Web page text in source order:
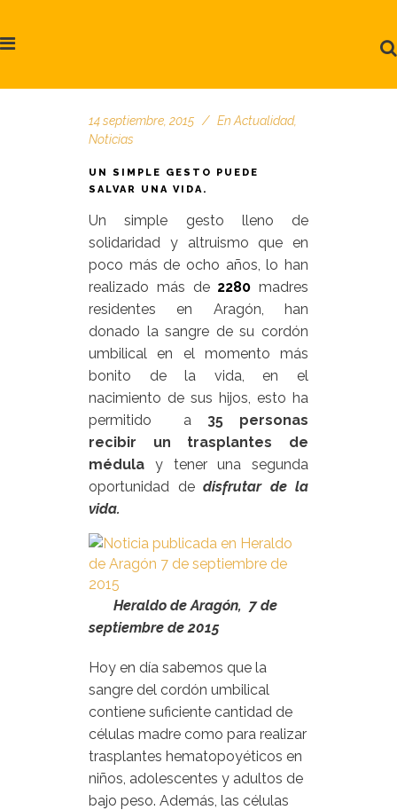
14 septiembre, 2015 En Actualidad,
Noticias
UN SIMPLE GESTO PUEDE
SALVAR UNA VIDA.
Un simple gesto lleno de
solidaridad y altruismo que en
poco más de ocho años, lo han
realizado más de 2280 madres
residentes en Aragón, han
donado la sangre de su cordón
umbilical en el momento más
bonito de la vida, en el
nacimiento de sus hijos, esto ha
permitido a 35 personas
recibir un trasplantes de
médula y tener una segunda
oportunidad de disfrutar de la
vida.
Heraldo de Aragón, 7 de
septiembre de 2015
Hoy en día sabemos que la
sangre del cordón umbilical
contiene suficiente cantidad de
células madre como para realizar
trasplantes hematopoyéticos en
niños, adolescentes y adultos de
bajo peso. Además, las células